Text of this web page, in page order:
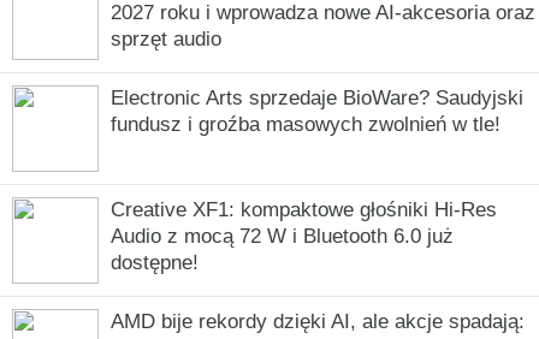
2027 roku i wprowadza nowe AI-akcesoria oraz
sprzęt audio
Electronic Arts sprzedaje BioWare? Saudyjski
fundusz i groźba masowych zwolnień w tle!
Creative XF1: kompaktowe głośniki Hi-Res
Audio z mocą 72 W i Bluetooth 6.0 już
dostępne!
AMD bije rekordy dzięki AI, ale akcje spadają: